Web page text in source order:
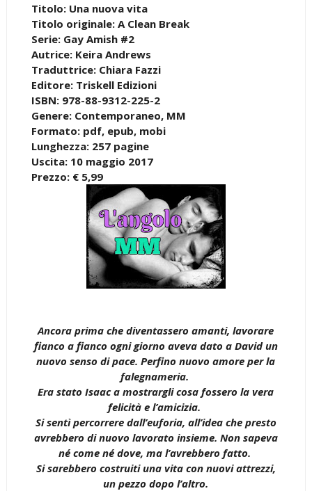
Titolo: Una nuova vita
Titolo originale: A Clean Break
Serie: Gay Amish #2
Autrice: Keira Andrews
Traduttrice: Chiara Fazzi
Editore: Triskell Edizioni
ISBN: 978-88-9312-225-2
Genere: Contemporaneo, MM
Formato: pdf, epub, mobi
Lunghezza: 257 pagine
Uscita: 10 maggio 2017
Prezzo: € 5,99
Ancora prima che diventassero amanti, lavorare
fianco a fianco ogni giorno aveva dato a David un
nuovo senso di pace. Perfino nuovo amore per la
falegnameria.
Era stato Isaac a mostrargli cosa fossero la vera
felicità e l’amicizia.
Si sentì percorrere dall’euforia, all’idea che presto
avrebbero di nuovo lavorato insieme. Non sapeva
né come né dove, ma l’avrebbero fatto.
Si sarebbero costruiti una vita con nuovi attrezzi,
un pezzo dopo l’altro.